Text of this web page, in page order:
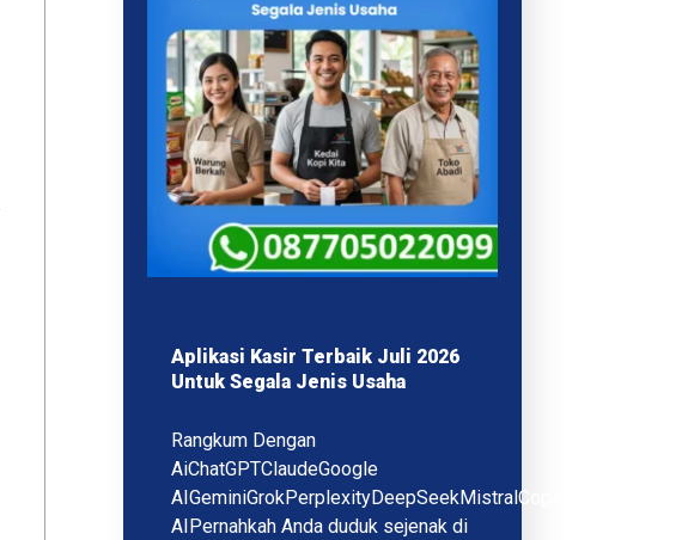
Aplikasi Kasir Terbaik Juli 2026
Untuk Segala Jenis Usaha
Rangkum Dengan
AiChatGPTClaudeGoogle
AIGeminiGrokPerplexityDeepSeekMistralCopilotQwenMeta
AIPernahkah Anda duduk sejenak di